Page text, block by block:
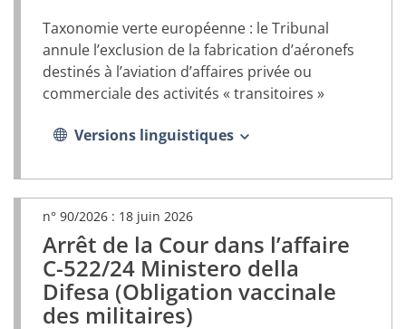
nouvel
onglet)
Taxonomie verte européenne : le Tribunal
annule l’exclusion de la fabrication d’aéronefs
destinés à l’aviation d’affaires privée ou
commerciale des activités « transitoires »
Versions linguistiques
n° 90/2026 : 18 juin 2026
Arrêt de la Cour dans l’affaire
C-522/24 Ministero della
Difesa (Obligation vaccinale
des militaires)
(document
PDF,
s’ouvrira
dans
un